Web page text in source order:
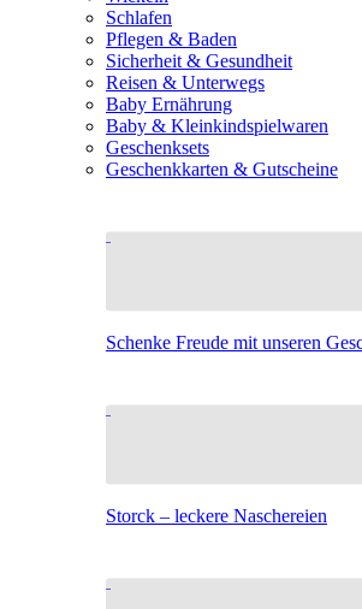
Schlafen
Pflegen & Baden
Sicherheit & Gesundheit
Reisen & Unterwegs
Baby Ernährung
Baby & Kleinkindspielwaren
Geschenksets
Geschenkkarten & Gutscheine
Schenke Freude mit unseren
Storck – leckere Naschereien